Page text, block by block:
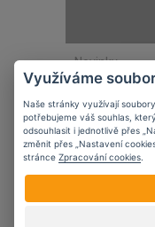
Novinky
Edgar
Využíváme
Naše stránky využívají
potřebujeme váš souhlas,
odsouhlasit i jednotlivě přes
změnit přes „Nastavení
stránce Zpracování cookies